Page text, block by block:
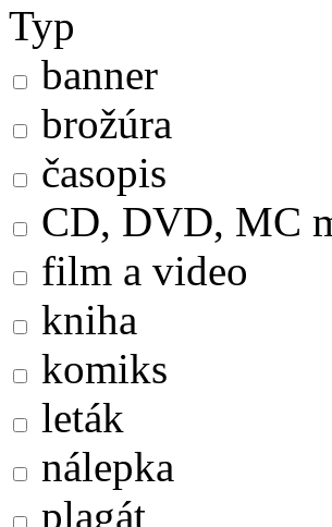
Typ
banner
brožúra
časopis
CD, DVD, MC
film a video
kniha
komiks
leták
nálepka
plagát